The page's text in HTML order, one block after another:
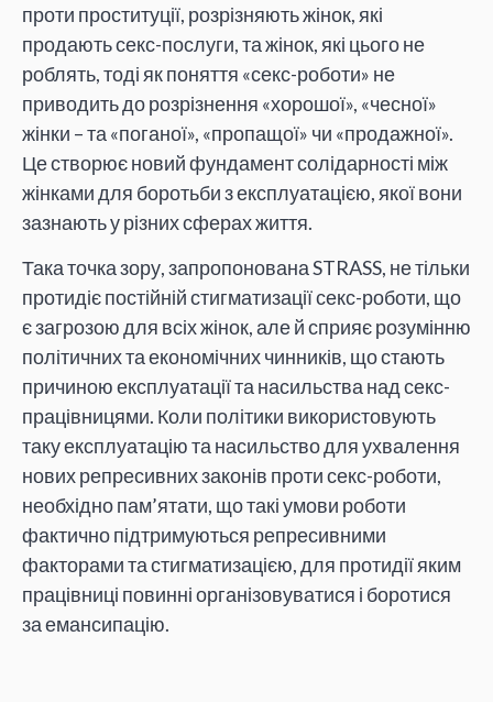
проти проституції, розрізняють жінок, які
продають секс-послуги, та жінок, які цього не
роблять, тоді як поняття «секс-роботи» не
приводить до розрізнення «хорошої», «чесної»
жінки – та «поганої», «пропащої» чи «продажної».
Це створює новий фундамент солідарності між
жінками для боротьби з експлуатацією, якої вони
зазнають у різних сферах життя.
Така точка зору, запропонована STRASS, не тільки
протидіє постійній стигматизації секс-роботи, що
є загрозою для всіх жінок, але й сприяє розумінню
політичних та економічних чинників, що стають
причиною експлуатації та насильства над секс-
працівницями. Коли політики використовують
таку експлуатацію та насильство для ухвалення
нових репресивних законів проти секс-роботи,
необхідно пам’ятати, що такі умови роботи
фактично підтримуються репресивними
факторами та стигматизацією, для протидії яким
працівниці повинні організовуватися і боротися
за емансипацію.